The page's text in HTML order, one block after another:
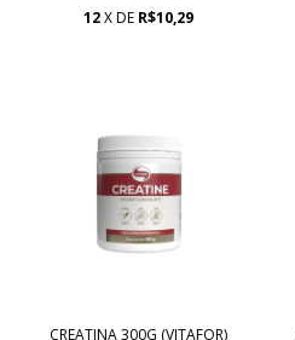
12X DE R$10,29
CREATINA 300G (VITAFOR)